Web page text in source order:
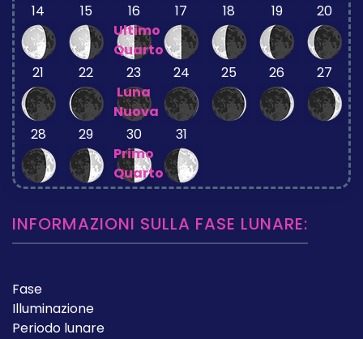
14 15
16
Ultimo
Quarto
17 18 19 20
21 22
23
Luna
Nuova
24 25 26 27
28 29
30
Primo
Quarto
31
INFORMAZIONI SULLA FASE LUNARE:
Fase
Illuminazione
Periodo lunare